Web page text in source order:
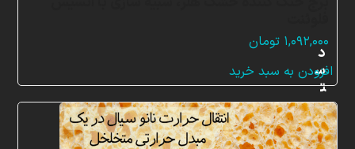
۱,۰۹۲,۰۰۰ تومان
افزودن به سبد خرید
د
س
ت
ر
س
ی